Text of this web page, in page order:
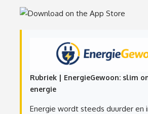
Rubriek | EnergieGewoon: slim
energie
Energie wordt steeds duurder en